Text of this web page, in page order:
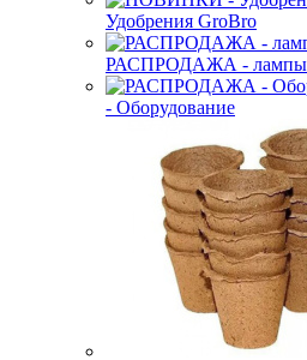
Удобрения GroBro
РАСПРОДАЖА - лампы
- Оборудование